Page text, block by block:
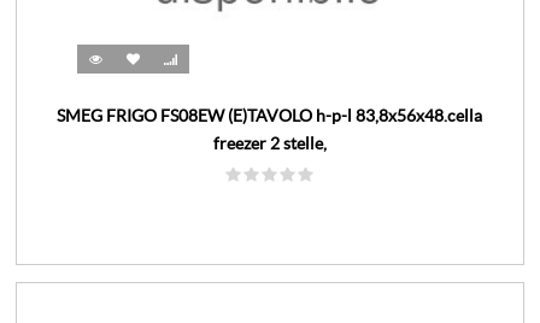
SMEG FRIGO FS08EW (E)TAVOLO h-p-l 83,8x56x48.cella
freezer 2 stelle,